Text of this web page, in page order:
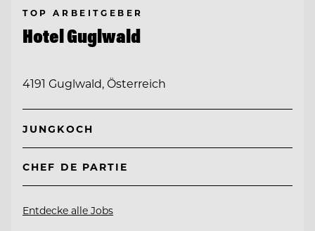
TOP ARBEITGEBER
Hotel Guglwald
4191 Guglwald, Österreich
JUNGKOCH
CHEF DE PARTIE
Entdecke alle Jobs